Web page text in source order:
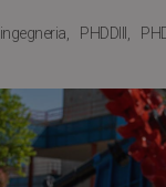
ingegneria PHDDIII